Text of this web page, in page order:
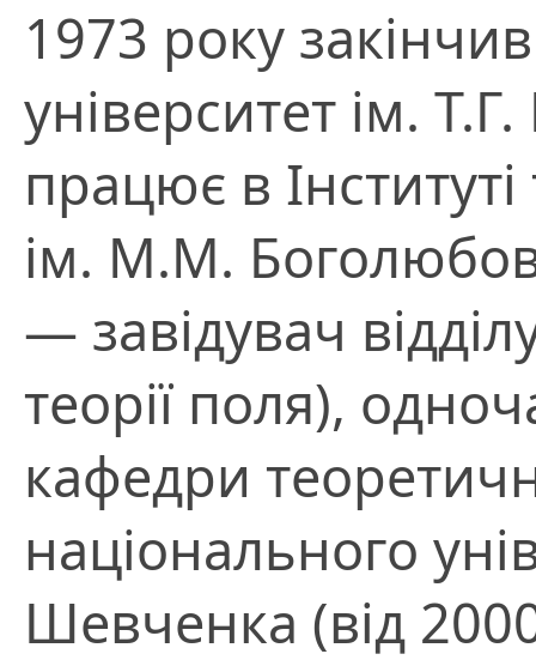
1973 року
університет ім.
працює в
ім. М.М.
— завідувач
теорії поля),
кафедри
національного
Шевченка (від